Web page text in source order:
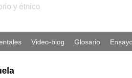
y étnico
Video-blog Glosario